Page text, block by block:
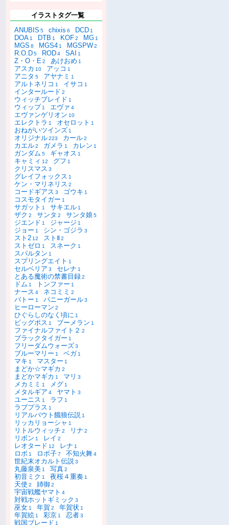
イラストタグ一覧
ANUBIS 5 chixis 6 DCD 1
DOA 1 DTB 1 KOF2 MG 1
MGS 8 MGS4 1 MGSPW2
R.O.D5 ROD4 SAI 1
Z・O・E2 あけおめ 1
アスカ 10 アッコ 1
アニタ 5 アヤナミ 1
アルトネリコ 1 イサコ 1
インタールード 2
ウィッチブレイド 1
ウィップ 1 エヴァ 4
エヴァンゲリオン 10
エレクトラ 1 オセロット 1
おねがいツインズ 1
オリジナル223 カール2
カエル2 ガメラ 1 カレン 1
ガンダム 5 ギャオス 1
キャミィ 12 グフ 1
クリスマス 3
グレイフォックス 1
ケン・マリネリス 2
コードギアス 3 ゴウキ 1
コスモタイガー 1
サガット 1 サキエル 1
ザク 2 サンタ 2 サンタ娘 5
ジエンド 1 ジャージ 1
ジョー 1 シン・ゴジラ 3
スト2 12 ストⅡ2
ストゼロ 1 スネーク 1
スパルタン 1
スプリングエイト 1
セルベリア 3 セレナ 1
とある魔術の禁書目録2
ドム 1 トンファー 1
ナース 4 ネコミミ 2
バトー 1 バニーガール3
ヒーローマン 2
ひぐらしのなく頃に 1
ビッグボス 1 ブーメラン 1
ファイナルファイト２ 2
ブラックタイガー 1
フリーダムウォーズ3
ブルーマリー 1 ベガ 1
マキ 1 マスター 1
まどか☆マギカ 2
まどかマギカ 1 マリ 3
メカミミ 1 メグ 1
メタルギア 4 ヤマト 3
ユーニス 1 ラフ 1
ラブプラス 1
リアルバウト餓狼伝説 1
リッカリョーシャ 1
リトルウィッチ 2 リナ 2
リボン 1 レイ 2
レオタード 12 レナ 1
ロボ 1 ロボ子7 不知火舞4
世紀末オカルト伝説3
丸藤泉美 1 写真2
初音ミク 1 夜桜４重奏 1
天使 2 姉御2
宇宙戦艦ヤマト 4
対戦ホットギミック 3
巫女 1 年賀2 年賀状 1
年賀絵 1 彩京 1 忍者3
戦国ブレード 1